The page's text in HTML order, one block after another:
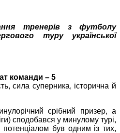
тренерів з футболу
туру української
команди – 5
сила суперника, історична й
срібний призер, а
сподобався у минулому турі,
був одним із тих,